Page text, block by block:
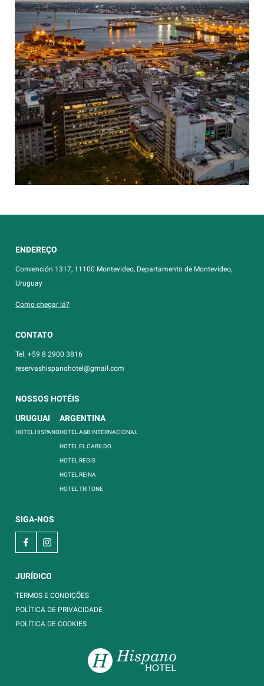
ENDEREÇO
Convención 1317, 11100 Montevideo, Departamento de Montevideo,
Uruguay
Como chegar lá?
CONTATO
Tel. +59 8 2900 3816
reservashispanohotel@gmail.com
NOSSOS HOTÉIS
URUGUAI
HOTEL HISPANO
ARGENTINA
HOTEL A&B INTERNACIONAL
HOTEL EL CABILDO
HOTEL REGIS
HOTEL REINA
HOTEL TRITONE
SIGA-NOS
JURÍDICO
TERMOS E CONDIÇÕES
POLÍTICA DE PRIVACIDADE
POLÍTICA DE COOKIES